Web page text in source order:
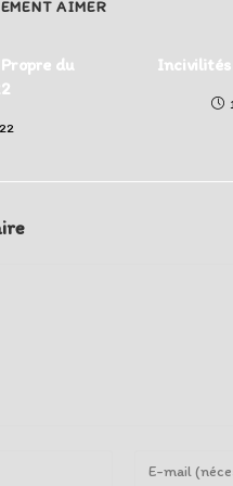
AIMER
du
Incivilités